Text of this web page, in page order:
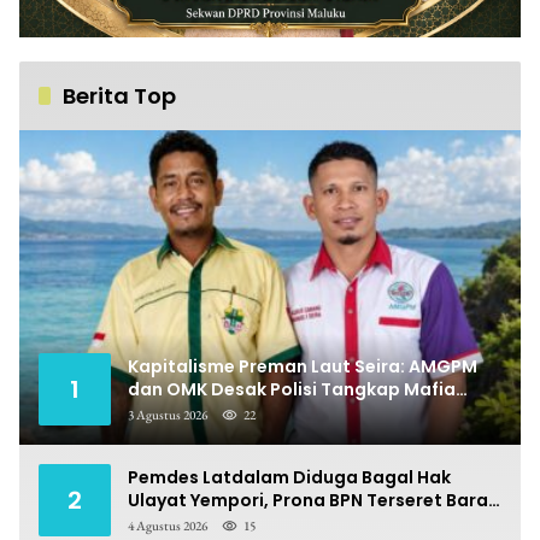
Berita Top
1
Kapitalisme Preman Laut Seira: AMGPM
dan OMK Desak Polisi Tangkap Mafia
Pungli
3 Agustus 2026 22
2
Pemdes Latdalam Diduga Bagal Hak
Ulayat Yempori, Prona BPN Terseret Bara
Sengketa
4 Agustus 2026 15